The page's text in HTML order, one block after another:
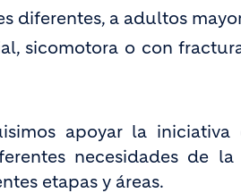
diferentes, a adultos
sicomotora o con
apoyar la
necesidades de
etapas y áreas.